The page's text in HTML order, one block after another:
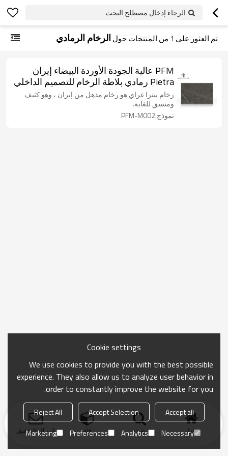
الرجاء إدخال مصطلح البحث
تم العثور على 1 من المنتجات حول الرخام الرمادي
PFM عالية الجودة الأوردة البيضاء إيران
Pietra رمادي بلاطة الرخام للتصميم الداخلي
رخام بيترا غراي هو رخام مذهل من إيران ، وهو كثيف
ومتسق للغاية.
نموذج:PFM-M002
منزل بحث فئة ارسال التحقيق
Cookie settings
We use cookies to provide you with the best possible
experience. They also allow us to analyze user behavior in
order to constantly improve the website for you.
Accept all
Accept Selection
Reject All
Necessary
Analytics
Preferences
Marketing